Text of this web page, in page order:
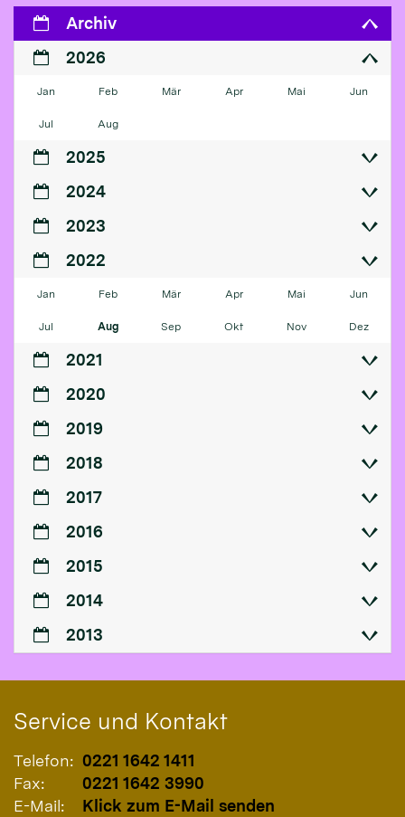
Archiv
2026
Jan Feb Mär Apr Mai Jun
Jul Aug
2025
2024
2023
2022
Jan Feb Mär Apr Mai Jun
Jul Aug Sep Okt Nov Dez
2021
2020
2019
2018
2017
2016
2015
2014
2013
Service und Kontakt
Telefon: 0221 1642 1411
Fax:
0221 1642 3990
E-Mail:
Klick zum E-Mail senden